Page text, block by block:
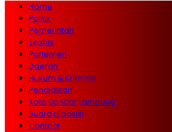
Home
Politik
Pemerintah
Ekobis
Parlemen
Daerah
Hukum & Kriminal
Pendidikan
Kota Bandar Lampung
Suara rEposisi
Contact